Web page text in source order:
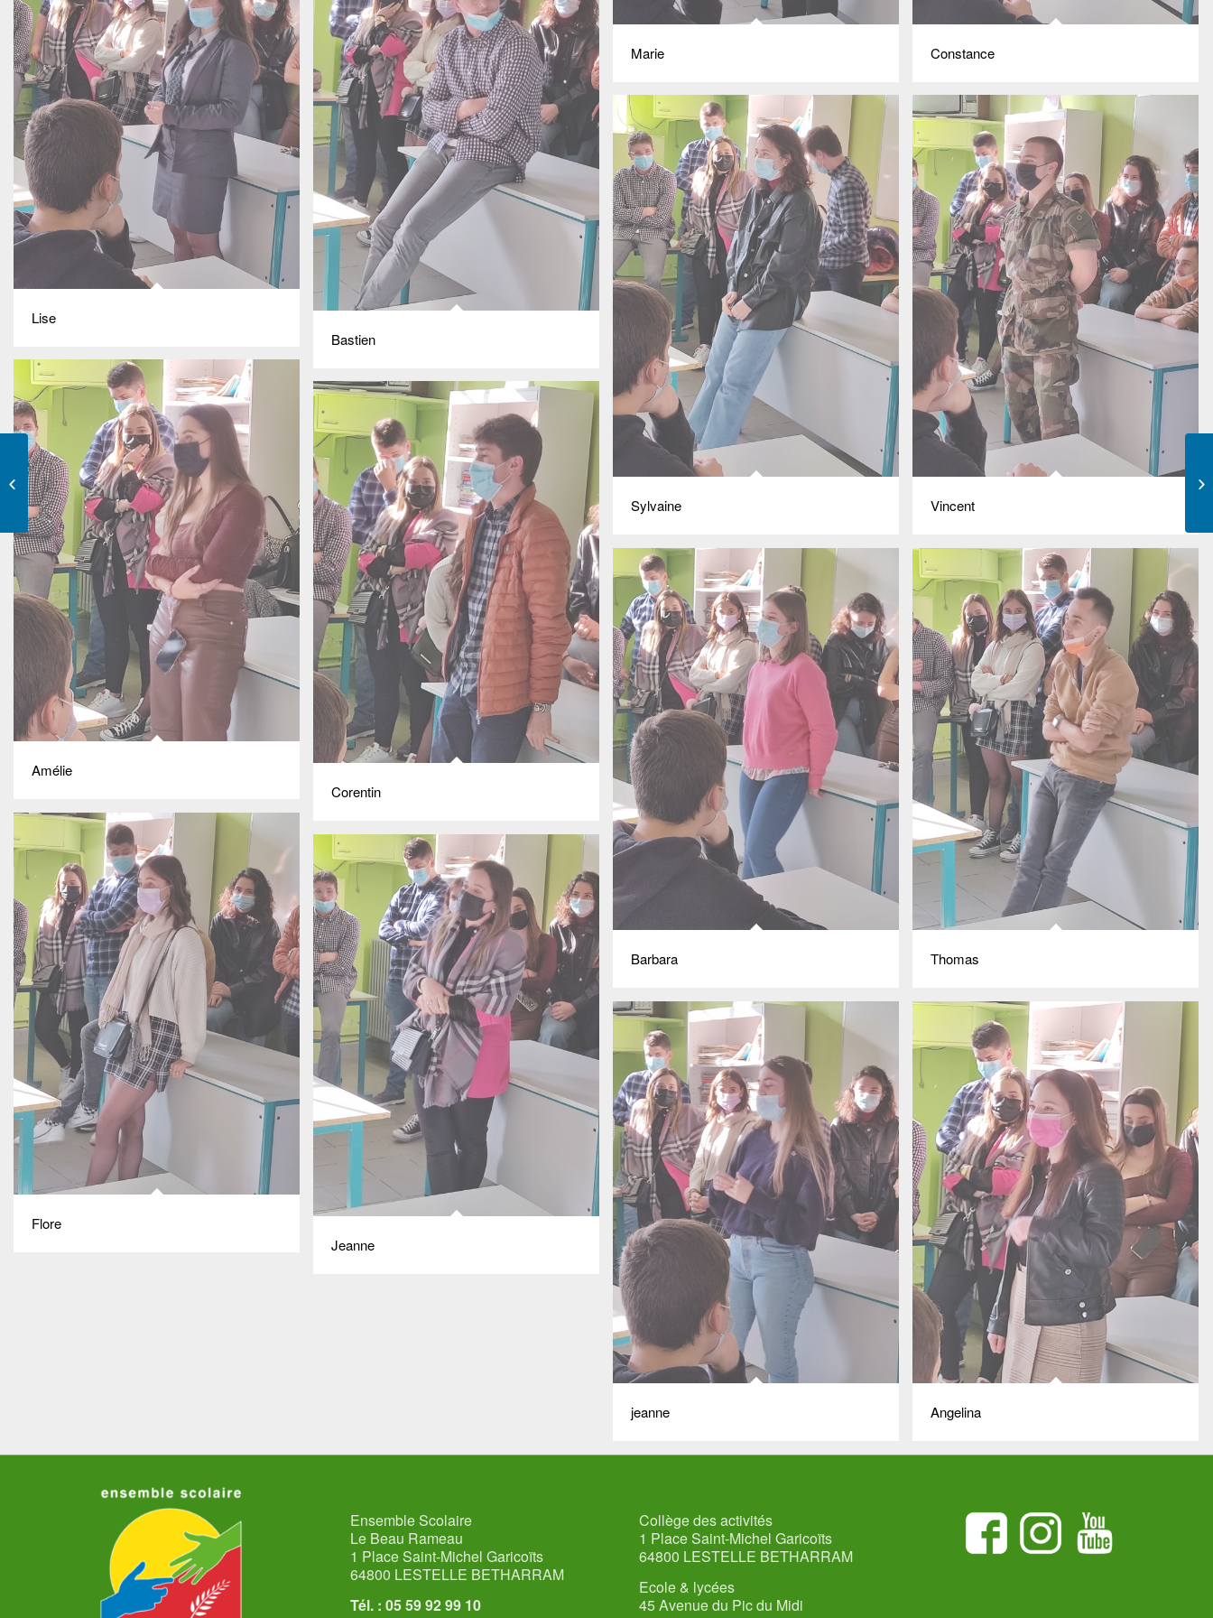
Marie Constance
Lise
Bastien
Sylvaine Vincent
Amélie
Corentin
Barbara Thomas
Flore
Jeanne
jeanne Angelina
Ensemble Scolaire
Le Beau Rameau
1 Place Saint-Michel Garicoïts
64800 LESTELLE BETHARRAM
Tél. : 05 59 92 99 10
Collège des activités
1 Place Saint-Michel Garicoïts
64800 LESTELLE BETHARRAM
Ecole & lycées
45 Avenue du Pic du Midi
Les gestes qui sauvent
au Lycée Professionnel